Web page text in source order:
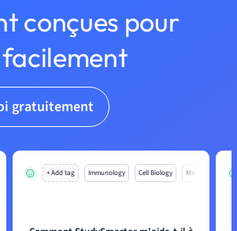
conçues pour
gratuitement
+ Add tag Immunology Cell Biology Mo